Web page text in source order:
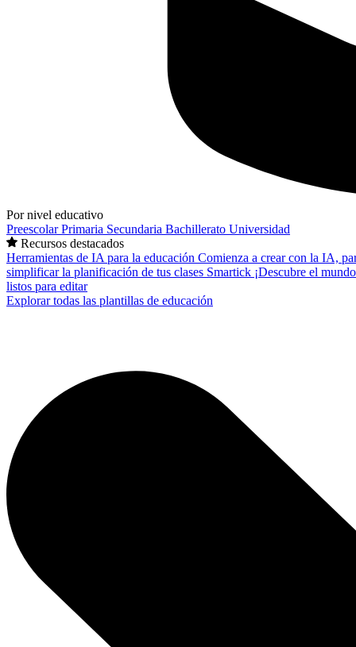
Por nivel educativo
PreescolarPrimaria Secundaria Bachillerato Universidad
Recursos destacados
Herramientas de IA para la educación Comienza a crear con la IA,
simplificar la planificación de tus clases Smartick ¡Descubre el
listos para editar
Explorar todas las plantillas de educación